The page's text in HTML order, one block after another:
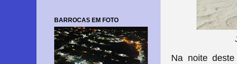
Na noite
BARROCAS EM FOTO